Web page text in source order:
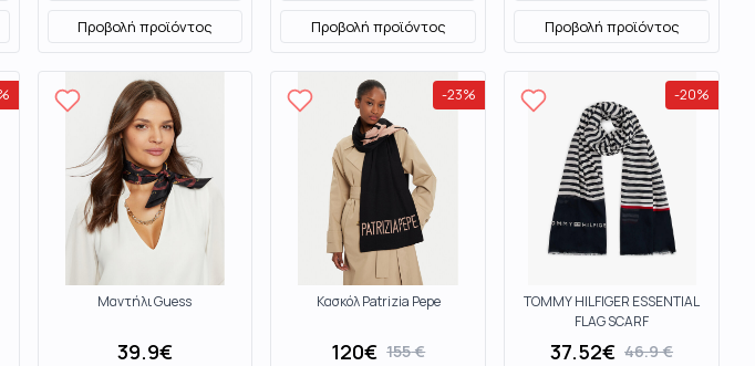
Προβολή προϊόντος Προβολή προϊόντος Προβολή προϊόντος
Μαντήλι Guess
39.9€
-23%
Κασκόλ Patrizia Pepe
120€ 155€
-20%
TOMMY HILFIGER ESSENTIAL
FLAG SCARF
AW0AW17142DW6 DarkBlue
37.52€ 46.9€